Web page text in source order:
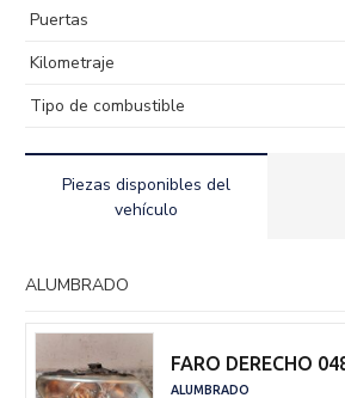
Puertas
Kilometraje
Tipo de combustible
Piezas disponibles del
vehículo
ALUMBRADO
FARO DERECHO
ALUMBRADO